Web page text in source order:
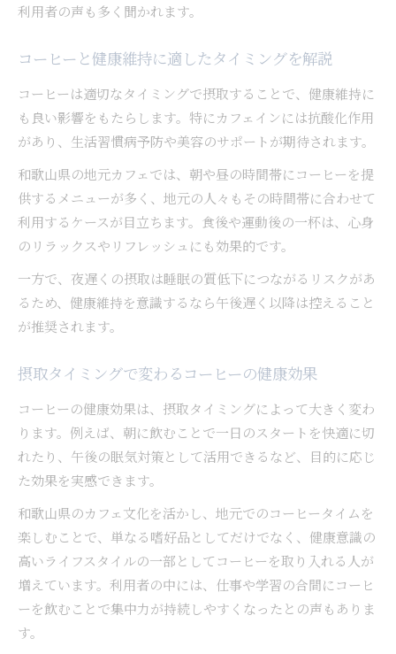
利用者の声も多く聞かれます。
コーヒーと健康維持に適したタイミングを解説
コーヒーは適切なタイミングで摂取することで、健康維持に
も良い影響をもたらします。特にカフェインには抗酸化作用
があり、生活習慣病予防や美容のサポートが期待されます。
和歌山県の地元カフェでは、朝や昼の時間帯にコーヒーを提
供するメニューが多く、地元の人々もその時間帯に合わせて
利用するケースが目立ちます。食後や運動後の一杯は、心身
のリラックスやリフレッシュにも効果的です。
一方で、夜遅くの摂取は睡眠の質低下につながるリスクがあ
るため、健康維持を意識するなら午後遅く以降は控えること
が推奨されます。
摂取タイミングで変わるコーヒーの健康効果
コーヒーの健康効果は、摂取タイミングによって大きく変わ
ります。例えば、朝に飲むことで一日のスタートを快適に切
れたり、午後の眠気対策として活用できるなど、目的に応じ
た効果を実感できます。
和歌山県のカフェ文化を活かし、地元でのコーヒータイムを
楽しむことで、単なる嗜好品としてだけでなく、健康意識の
高いライフスタイルの一部としてコーヒーを取り入れる人が
増えています。利用者の中には、仕事や学習の合間にコーヒ
ーを飲むことで集中力が持続しやすくなったとの声もありま
す。